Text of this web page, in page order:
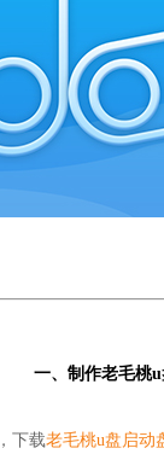
一、制作老毛桃
下载老毛桃u盘启动